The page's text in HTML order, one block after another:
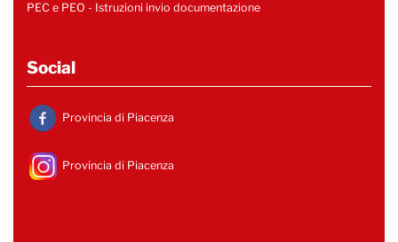
PEC e PEO - Istruzioni invio documentazione
Social
Provincia di Piacenza
Provincia di Piacenza